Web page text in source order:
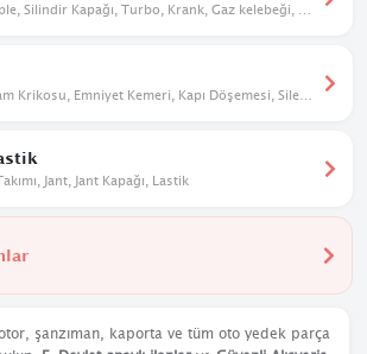
Jant, Jant Kapağı, Lastik
şanzıman, kaporta ve tüm oto yedek parça